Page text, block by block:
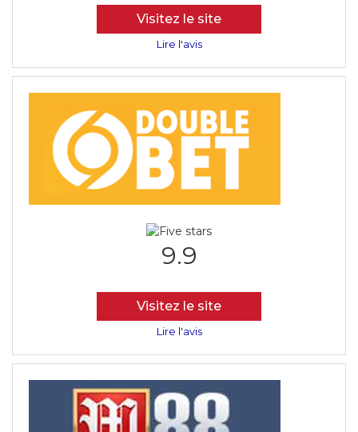
Visitez le site
Lire l'avis
9.9
Visitez le site
Lire l'avis